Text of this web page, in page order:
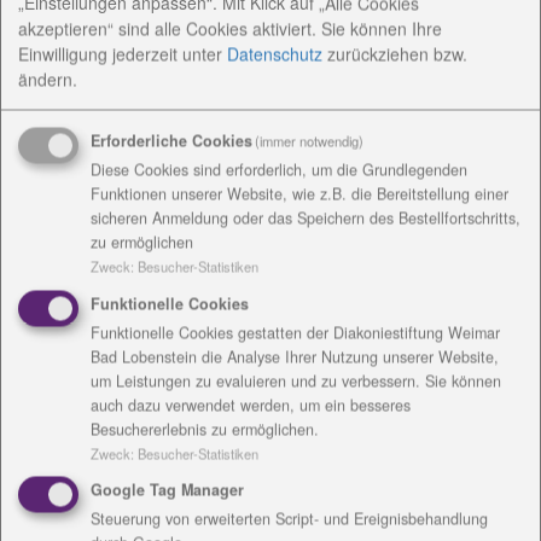
von Bettina Schmidt beschreiben, zeigen, wo und wie
sie wirkt und wo sie Entwicklungen vorangebracht
hat. An der langen Kaffeetafel war später
ansehen und Erinnerungen wecken. Ein Nachmittag,
der ihr und allen, die mitgefeiert haben, in guter
Erinnerung bleiben wird.
„Als ich nach Altengesees kam, lebten in einem
Bauernhaus 48 Menschen mit Behinderung. Die
Männer waren in der Schalsteinproduktion und der
Hauswirtschaft tätig, 15 Leute in einem Schlafsaal,
alle Mitarbeiter waren für Arbeit und Wohnen
gleichzeitig zuständig", erzählt sie. Durch die
Wiedervereinigung wurde vieles möglich. Bettina
Schmidt hatte klare Vorstellungen und Visionen. Zu
Beginn arbeitete sie im Begleitenden Dienst,
studierte dann Sozialpädagogik und
Sozialbetriebswirtschaft. Nach dem Studium
akzeptieren“ sind alle Cookies aktiviert. Sie können Ihre
Einwilligung jederzeit unter Datenschutz zurückziehen bzw.
ändern.
Erforderliche Cookies(immer notwendig)
Diese Cookies sind erforderlich, um die Grundlegenden
Funktionen unserer Website, wie z.B. die Bereitstellung einer
sicheren Anmeldung oder das Speichern des Bestellfortschritts,
zu ermöglichen
Zweck: Besucher-Statistiken
Funktionelle Cookies
Funktionelle Cookies gestatten der Diakoniestiftung Weimar
Bad Lobenstein die Analyse Ihrer Nutzung unserer Website,
um Leistungen zu evaluieren und zu verbessern. Sie können
auch dazu verwendet werden, um ein besseres
Besuchererlebnis zu ermöglichen.
Zweck: Besucher-Statistiken
Google Tag Manager
Steuerung von erweiterten Script- und Ereignisbehandlung